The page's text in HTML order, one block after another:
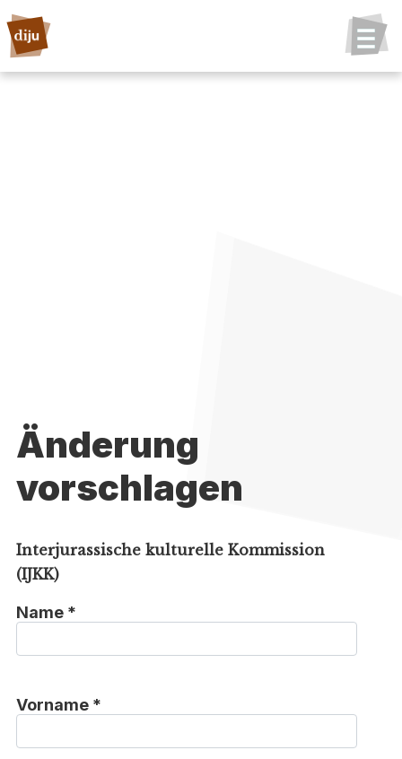
Änderung
vorschlagen
Interjurassische kulturelle Kommission
(IJKK)
Name *
Vorname *